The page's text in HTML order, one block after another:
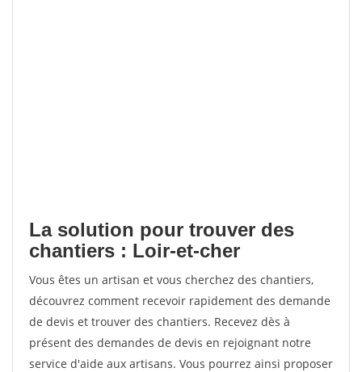
La solution pour trouver des
chantiers : Loir-et-cher
Vous êtes un artisan et vous cherchez des chantiers,
découvrez comment recevoir rapidement des demande
de devis et trouver des chantiers. Recevez dès à
présent des demandes de devis en rejoignant notre
service d'aide aux artisans. Vous pourrez ainsi proposer